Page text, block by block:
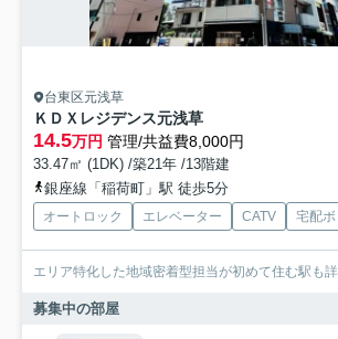
台東区元浅草
ＫＤＸレジデンス元浅草
14.5万円 管理/共益費8,000円
33.47㎡ (1DK) /築21年 /13階建
銀座線「稲荷町」駅 徒歩5分
オートロック エレベーター CATV 宅配ボ
エリア特化した地域密着型担当が初めて住む駅も
募集中の部屋